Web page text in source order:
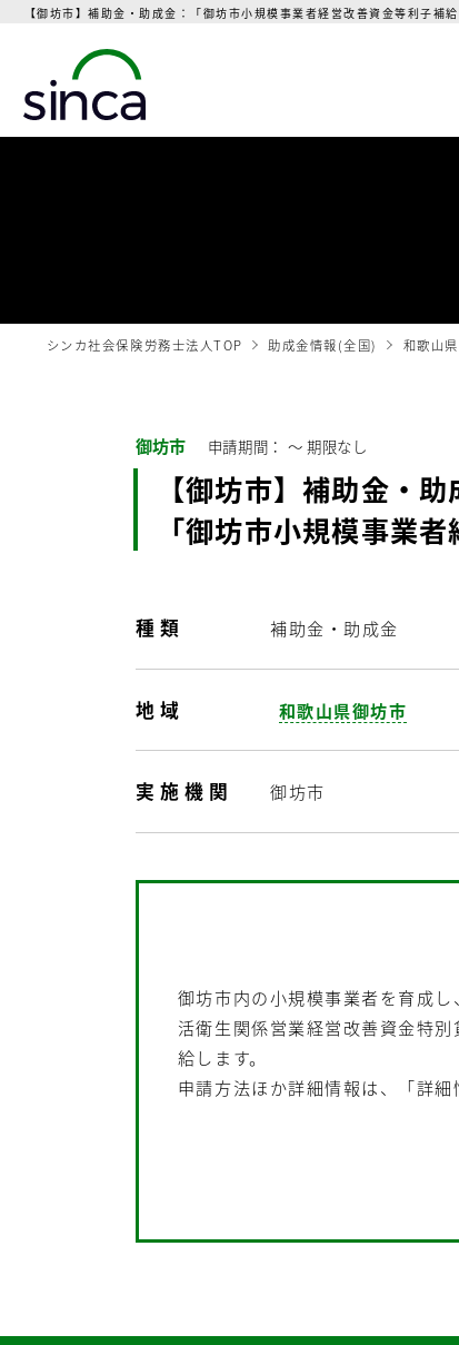
【御坊市】補助金・助成金：「御坊市小規模事業者経営改善資金等利子補
シンカ社会保険労務士法人TOP 助成金情報(全国) 和歌山県
御坊市 申請期間： 〜期限なし
【御坊市】補助金・助
「御坊市小規模事業
種類 補助金・助成金
地域 和歌山県御坊市
実施機関 御坊市
御坊市内の小規模事業者を育成
活衛生関係営業経営改善資金特
給します。
申請方法ほか詳細情報は、「詳細